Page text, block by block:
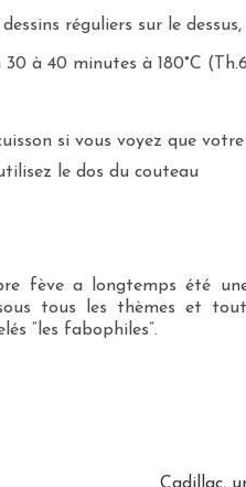
réguliers sur le dessus,
à 40 minutes à 180°C
si vous voyez que
le dos du couteau
fève a longtemps été
tous les thèmes et
“les fabophiles”.
Cadillac,